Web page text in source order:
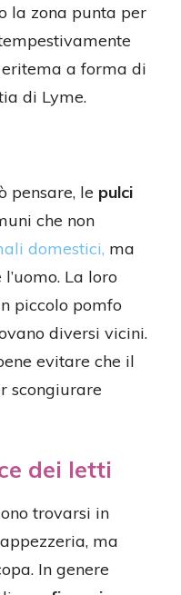
la zona punta per
eritema a forma di
di Lyme.
pensare, le pulci
che non
domestici, ma
La loro
piccolo pomfo
diversi vicini.
evitare che il
scongiurare
dei letti
trovarsi in
ma
In genere